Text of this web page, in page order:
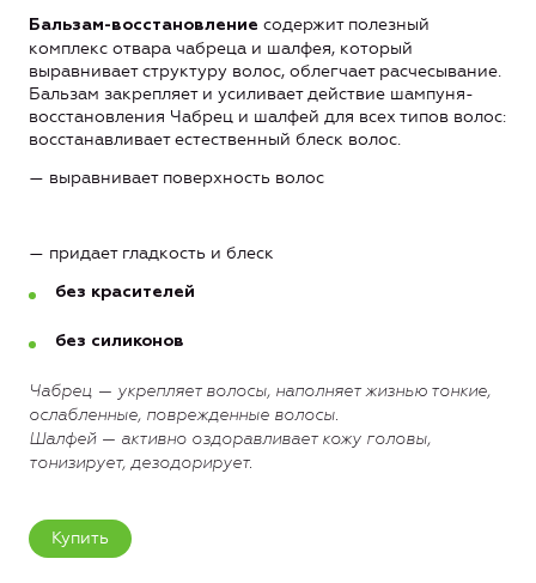
Бальзам-восстановление содержит полезный
комплекс отвара чабреца и шалфея, который
выравнивает структуру волос, облегчает расчесывание.
Бальзам закрепляет и усиливает действие шампуня-
восстановления Чабрец и шалфей для всех типов волос:
восстанавливает естественный блеск волос.
— выравнивает поверхность волос
— придает гладкость и блеск
без красителей
без силиконов
Чабрец — укрепляет волосы, наполняет жизнью тонкие,
ослабленные, поврежденные волосы.
Шалфей — активно оздоравливает кожу головы,
тонизирует, дезодорирует.
Купить